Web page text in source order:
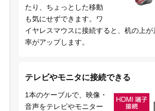
たり、ちょっとした移動
も気にせずできます。ワ
イヤレスマウスに接続すると、机の上
率がアップします。
テレビやモニタに接続できる
1本のケーブルで、映像・
音声をテレビやモニター